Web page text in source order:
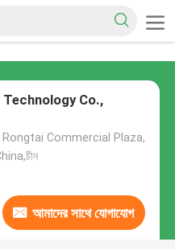
Co.,
Rongtai Commercial Plaza,
আমাদের সাথে যোগাযোগ